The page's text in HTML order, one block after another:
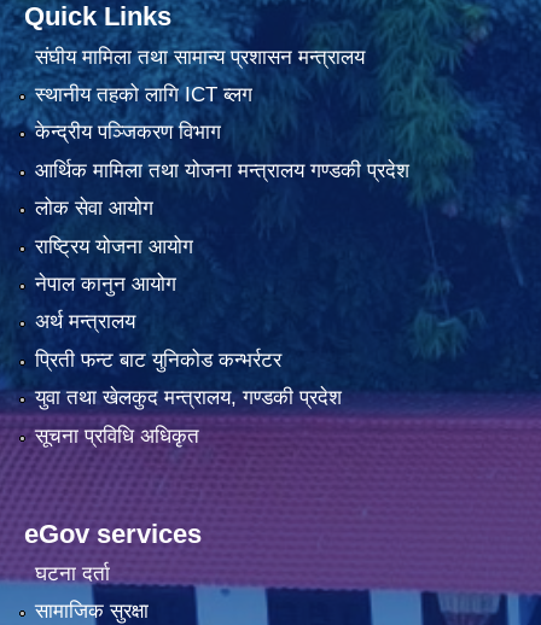
Quick Links
संघीय मामिला तथा सामान्य प्रशासन मन्त्रालय
स्थानीय तहको लागि ICT ब्लग
केन्द्रीय पञ्जिकरण विभाग
आर्थिक मामिला तथा योजना मन्त्रालय गण्डकी प्रदेश
लोक सेवा आयोग
राष्ट्रिय योजना आयोग
नेपाल कानुन आयोग
अर्थ मन्त्रालय
प्रिती फन्ट बाट युनिकोड कन्भर्रटर
युवा तथा खेलकुद मन्त्रालय, गण्डकी प्रदेश
सूचना प्रविधि अधिकृत
eGov services
घटना दर्ता
सामाजिक सुरक्षा